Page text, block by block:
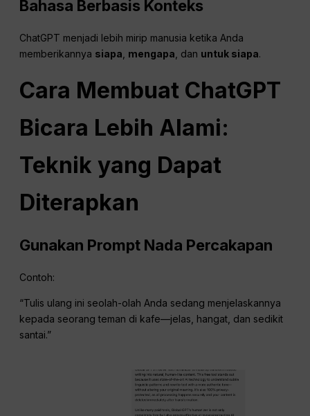
Bahasa Berbasis Konteks
ChatGPT menjadi lebih mirip manusia ketika Anda
memberikannya siapa mengapa , dan untuk siapa.
Cara Membuat ChatGPT
Bicara Lebih Alami:
Teknik yang Dapat
Diterapkan
Gunakan Prompt Nada Percakapan
Contoh:
“Tulis ulang ini seolah-olah Anda sedang menjelaskannya
kepada seorang teman di kafe—jelas, hangat, dan sedikit
santai.”